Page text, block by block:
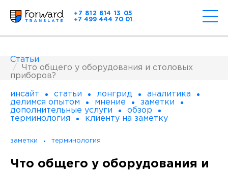
+7 812 614 13 05
+7 499 444 70 01
Статьи
Что общего у оборудования и столовых
приборов?
инсайт статьи лонгрид
аналитика
делимся опытом
мнение
заметки
дополнительные услуги
обзор
терминология
клиенту на заметку
заметки терминология
Что общего у оборудования и